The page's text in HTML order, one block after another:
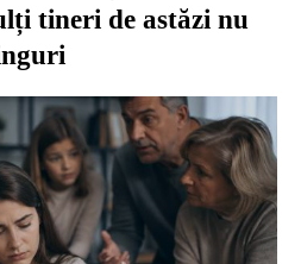
tineri de astăzi nu